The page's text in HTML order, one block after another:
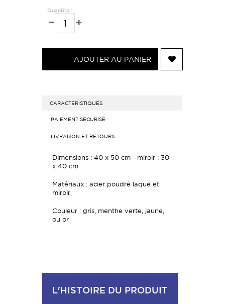
Quantité :
AJOUTER AU PANIER
CARACTÉRISTIQUES
PAIEMENT SÉCURISÉ
LIVRAISON ET RETOURS
Dimensions : 40 x 50 cm - miroir : 30
x 40 cm
Matériaux : acier poudré laqué et
miroir
Couleur : gris, menthe verte, jaune,
ou or
L'HISTOIRE DU PRODUIT